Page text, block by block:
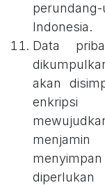
Indonesia.
Data
akan
enkripsi